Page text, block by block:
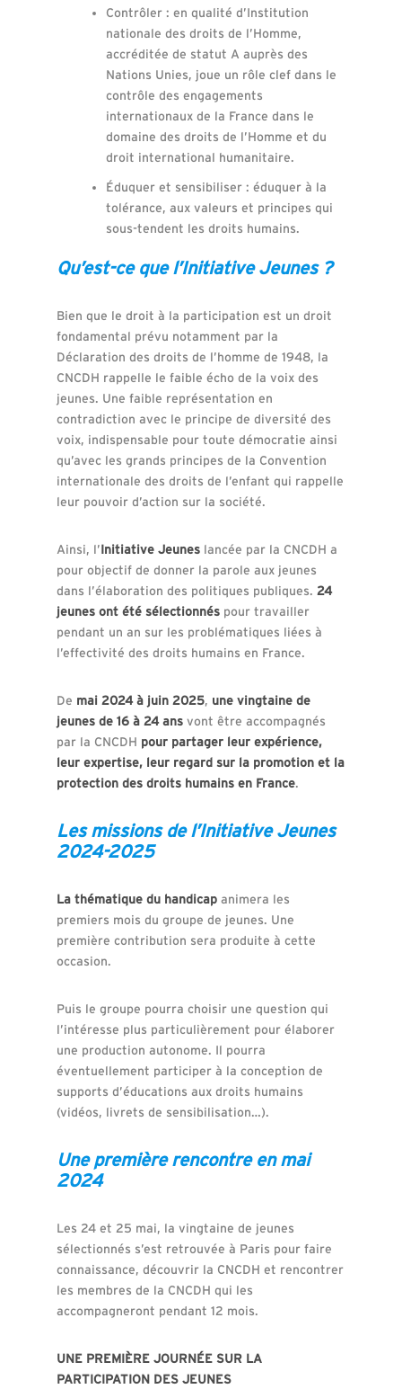
Contrôler : en qualité d’Institution
nationale des droits de l’Homme,
accréditée de statut A auprès des
Nations Unies, joue un rôle clef dans le
contrôle des engagements
internationaux de la France dans le
domaine des droits de l’Homme et du
droit international humanitaire.
Éduquer et sensibiliser : éduquer à la
tolérance, aux valeurs et principes qui
sous-tendent les droits humains.
Qu’est-ce que l’Initiative Jeunes ?
Bien que le droit à la participation est un droit
fondamental prévu notamment par la
Déclaration des droits de l’homme de 1948, la
CNCDH rappelle le faible écho de la voix des
jeunes. Une faible représentation en
contradiction avec le principe de diversité des
voix, indispensable pour toute démocratie ainsi
qu’avec les grands principes de la Convention
internationale des droits de l’enfant qui rappelle
leur pouvoir d’action sur la société.
Ainsi, l’Initiative Jeuneslancée par la CNCDH a
pour objectif de donner la parole aux jeunes
dans l’élaboration des politiques publiques. 24
jeunes ont été sélectionnéspour travailler
pendant un an sur les problématiques liées à
l’effectivité des droits humains en France.
De mai 2024 à juin 2025, une vingtaine de
jeunes de 16 à 24 ansvont être accompagnés
par la CNCDH pour partager leur expérience,
leur expertise, leur regard sur la promotion et la
protection des droits humains en France.
Les missions de l’Initiative Jeunes
2024-2025
La thématique du handicapanimera les
premiers mois du groupe de jeunes. Une
première contribution sera produite à cette
occasion.
Puis le groupe pourra choisir une question qui
l’intéresse plus particulièrement pour élaborer
une production autonome. Il pourra
éventuellement participer à la conception de
supports d’éducations aux droits humains
(vidéos, livrets de sensibilisation…).
Une première rencontre en mai
2024
Les 24 et 25 mai, la vingtaine de jeunes
sélectionnés s’est retrouvée à Paris pour faire
connaissance, découvrir la CNCDH et rencontrer
les membres de la CNCDH qui les
accompagneront pendant 12 mois.
UNE PREMIÈRE JOURNÉE SUR LA
PARTICIPATION DES JEUNES